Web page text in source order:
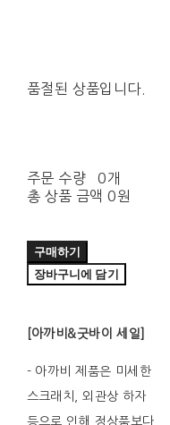
품절된 상품입니다.
주문 수량
0개
총 상품 금액 0원
구매하기
장바구니에 담기
[아까비&굿바이 세일]
- 아까비 제품은 미세한
스크래치, 외관상 하자
등으로 인해 정상품보다